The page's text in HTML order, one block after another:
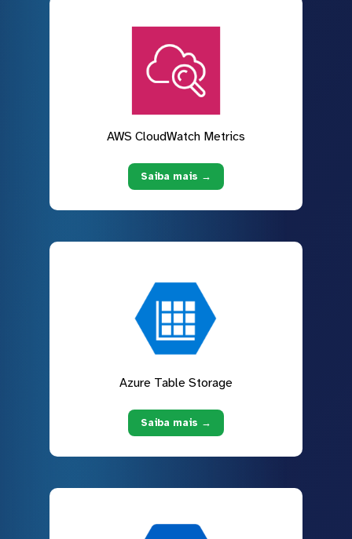
AWS CloudWatch Metrics
Saiba mais →
Azure Table Storage
Saiba mais →